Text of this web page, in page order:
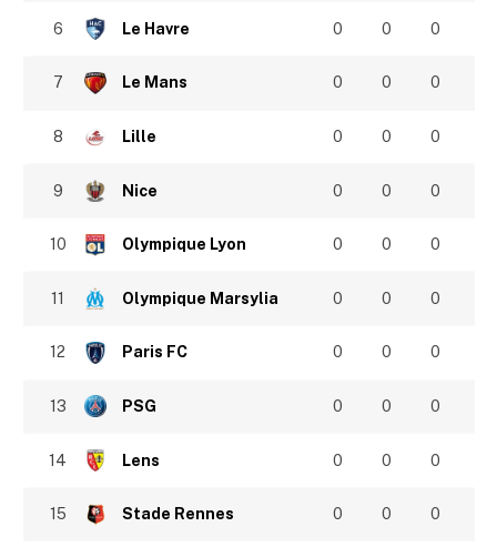
6 Le Havre 0 0 0
7 Le Mans 0 0 0
8 Lille 0 0 0
9 Nice 0 0 0
10 Olympique Lyon 0 0 0
11 Olympique Marsylia 0 0 0
12 Paris FC 0 0 0
13 PSG 0 0 0
14 Lens 0 0 0
15 Stade Rennes 0 0 0